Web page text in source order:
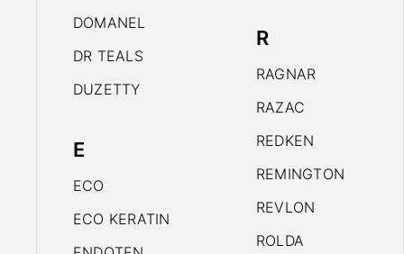
DOMANEL
DR TEALS
DUZETTY
E
ECO
ECO KERATIN
R
RAGNAR
RAZAC
REDKEN
REMINGTON
REVLON
ROLDA